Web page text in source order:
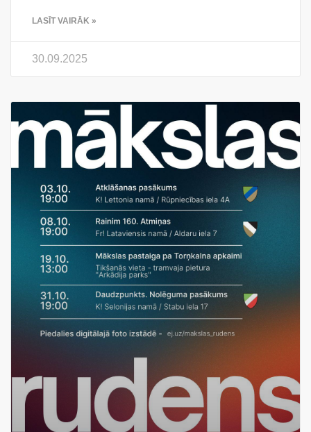
LASĪT VAIRĀK »
30.09.2025